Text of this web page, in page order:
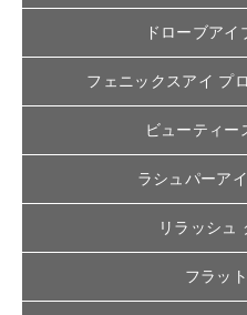
ドローブア
フェニックスアイ プ
ビューティー
ラシュパーア
リラッシュ
フラッ